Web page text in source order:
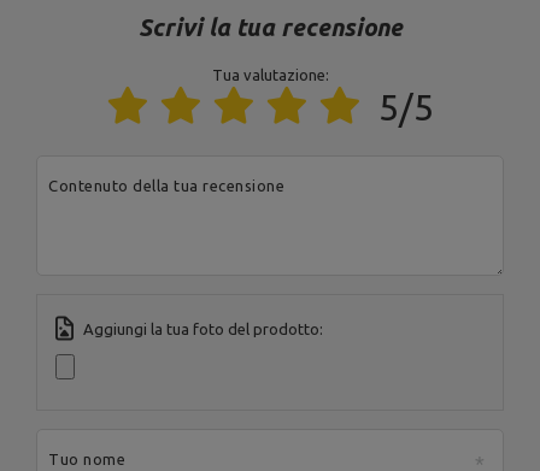
Tipo di carico pila di pesi
Scrivi la tua recensione
Tua valutazione:
5/5
Contenuto della tua recensione
Aggiungi la tua foto del prodotto:
Tuo nome